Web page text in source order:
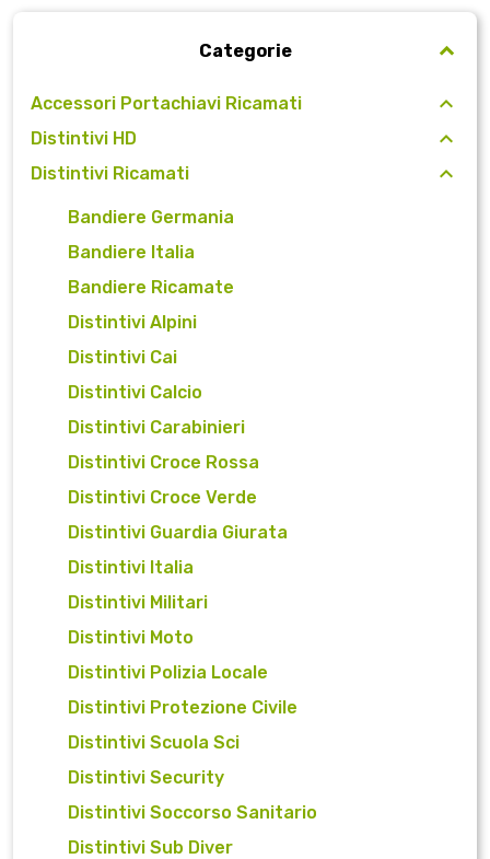
Categorie
Accessori Portachiavi Ricamati
Distintivi HD
Distintivi Ricamati
Bandiere Germania
Bandiere Italia
Bandiere Ricamate
Distintivi Alpini
Distintivi Cai
Distintivi Calcio
Distintivi Carabinieri
Distintivi Croce Rossa
Distintivi Croce Verde
Distintivi Guardia Giurata
Distintivi Italia
Distintivi Militari
Distintivi Moto
Distintivi Polizia Locale
Distintivi Protezione Civile
Distintivi Scuola Sci
Distintivi Security
Distintivi Soccorso Sanitario
Distintivi Sub Diver